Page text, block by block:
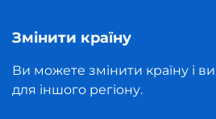
Змінити країну
Ви можете змінити країну і
для іншого регіону.